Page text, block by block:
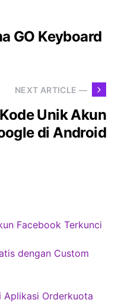
GO Keyboard
NEXT ARTICLE —
Unik Akun
di Android
Facebook Terkunci
dengan Custom
Aplikasi Orderkuota